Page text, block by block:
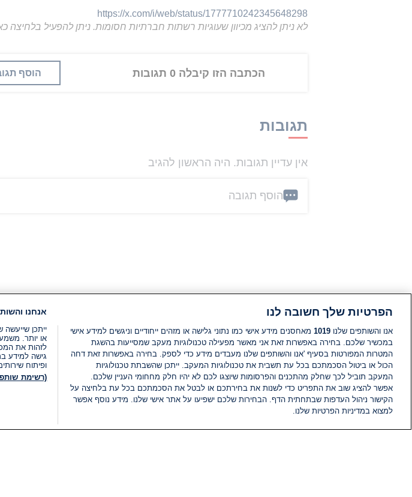
https://x.com/i/web/status/1777710242345648298
לא ניתן להציג מכיוון שעוגיות רשתות חברתיות חסומות. ניתן להפעיל בלחיצה
הכתבה הזו קיבלה 0 תגובות הוסף
תגובות
אין עדיין תגובות. היה הראשון להגיב
הוסף תגובה
הפרטיות שלך חשובה לנו
אנו והשותפים שלנו 1019 מאחסנים מידע אישי כמו נתוני גלישה או מזהים ייחודיים וניגשים למידע אישי
במכשיר שלכם. בחירה באפשרות זאת אני מאשר מפעילה טכנולוגיות מעקב שמסייעות בהשגת
המטרות המפורטות בסעיף 'אנו והשותפים שלנו מעבדים מידע כדי לספק. בחירה באפשרות זאת דחה
הכול או ביטול הסכמתכם בכל עת תשבית את טכנולוגיות המעקב. ייתכן שהשבתת טכנולוגיות
המעקב תוביל לכך שחלק מהתכנים והפרסומות שיוצגו לכם לא יהיו חלק מחחומי העניין שלכם.
אפשר להציג שוב את התפריט כדי לשנות את בחירתכם או לבטל את הסכמתכם בכל עת בלחיצה על
הקישור ניהול העדפות שבתחתית הדף. הבחירות שלכם ישפיעו על אתר אישי שלנו. מידע נוסף אפשר
למצוא במדיניות הפרטיות שלנו.
אנחנו
ייתכן
או יותר.
לזהות את
גישה למידע
ופיתוח
(רשימת